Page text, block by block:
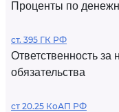
Проценты по
ст. 395 ГК РФ
Ответственность
обязательства
ст 20.25 КоАП РФ